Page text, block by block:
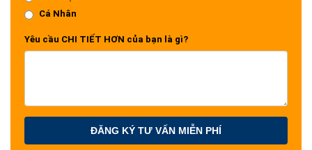
Cá Nhân
Yêu cầu CHI TIẾT HƠN của bạn là gì?
ĐĂNG KÝ TƯ VẤN MIỄN PHÍ